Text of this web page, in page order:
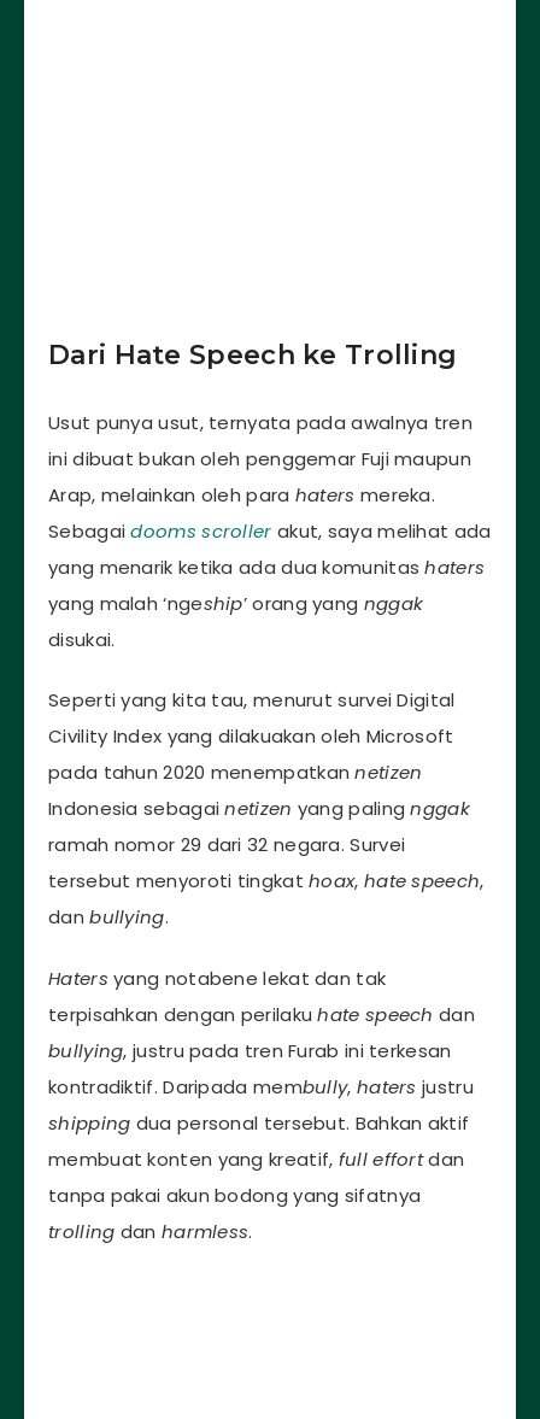
Dari Hate Speech ke Trolling
Usut punya usut, ternyata pada awalnya tren
ini dibuat bukan oleh penggemar Fuji maupun
Arap, melainkan oleh para haters mereka.
Sebagaidooms scroller akut, saya melihat ada
yang menarik ketika ada dua komunitashaters
yang malah ‘ngeship’ orang yang nggak
disukai.
Seperti yang kita tau, menurut survei Digital
Civility Index yang dilakuakan oleh Microsoft
pada tahun 2020 menempatkannetizen
Indonesia sebagainetizen yang palingnggak
ramah nomor 29 dari 32 negara. Survei
tersebut menyoroti tingkathoax, hate speech,
danbullying.
Haters yang notabene lekat dan tak
terpisahkan dengan perilakuhate speech dan
bullying, justru pada tren Furab ini terkesan
kontradiktif. Daripada membully, haters justru
shipping dua personal tersebut. Bahkan aktif
membuat konten yang kreatif, full effortdan
tanpa pakai akun bodong yang sifatnya
trolling dan harmless.